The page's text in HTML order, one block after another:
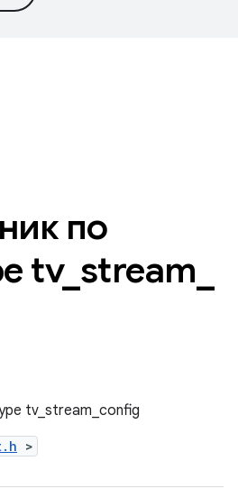
по
tv_ stream
tv_stream_config
>